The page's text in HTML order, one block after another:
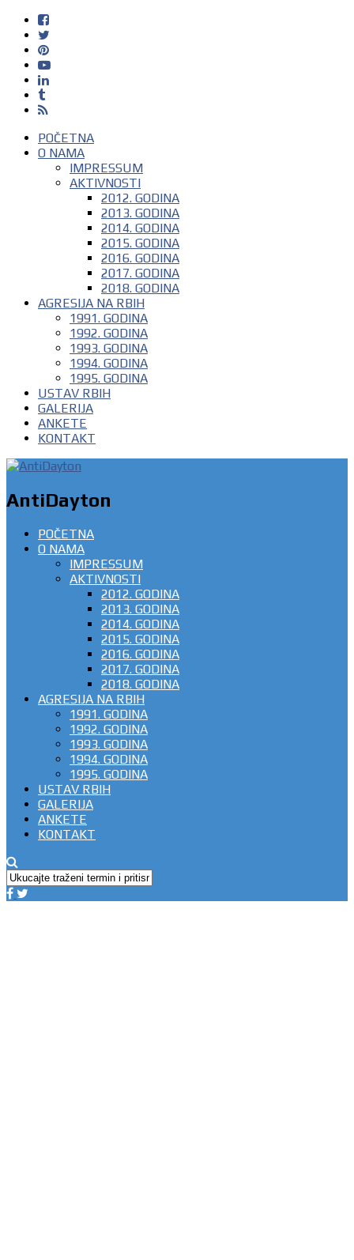
POČETNA
O NAMA
IMPRESSUM
AKTIVNOSTI
2012. GODINA
2013. GODINA
2014. GODINA
2015. GODINA
2016. GODINA
2017. GODINA
2018. GODINA
AGRESIJA NA RBIH
1991. GODINA
1992. GODINA
1993. GODINA
1994. GODINA
1995. GODINA
USTAV RBIH
GALERIJA
ANKETE
KONTAKT
AntiDayton
POČETNA
O NAMA
IMPRESSUM
AKTIVNOSTI
2012. GODINA
2013. GODINA
2014. GODINA
2015. GODINA
2016. GODINA
2017. GODINA
2018. GODINA
AGRESIJA NA RBIH
1991. GODINA
1992. GODINA
1993. GODINA
1994. GODINA
1995. GODINA
USTAV RBIH
GALERIJA
ANKETE
KONTAKT